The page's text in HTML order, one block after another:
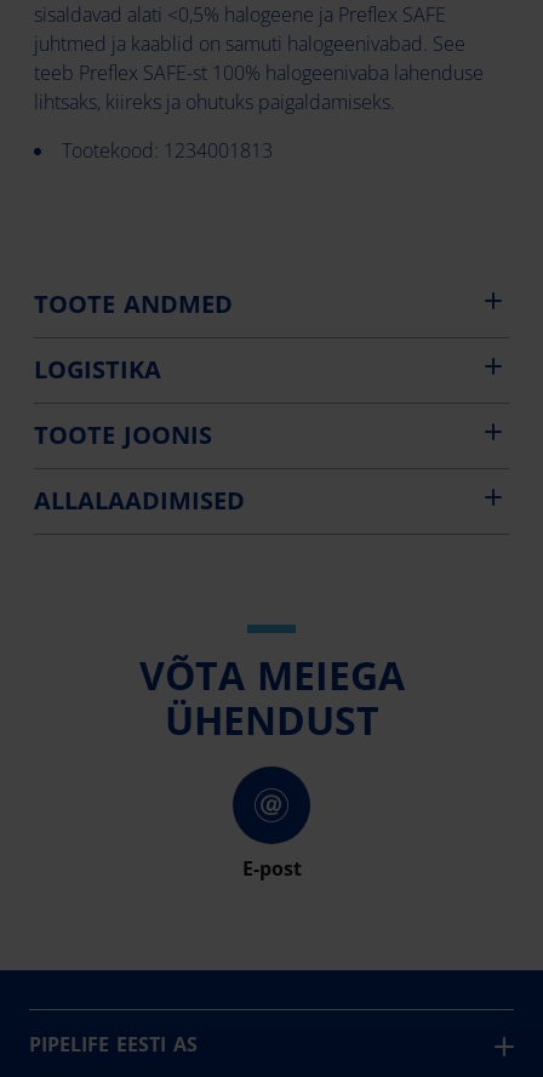
sisaldavad alati <0,5% halogeene ja Preflex SAFE
juhtmed ja kaablid on samuti halogeenivabad. See
teeb Preflex SAFE-st 100% halogeenivaba lahenduse
lihtsaks, kiireks ja ohutuks paigaldamiseks.
Tootekood: 1234001813
TOOTE ANDMED
LOGISTIKA
TOOTE JOONIS
ALLALAADIMISED
VÕTA MEIEGA
ÜHENDUST
E-post
PIPELIFE EESTI AS